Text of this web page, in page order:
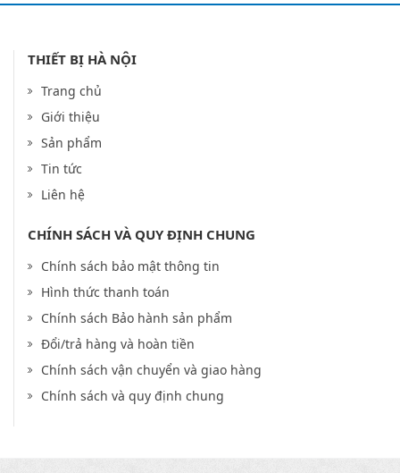
THIẾT BỊ HÀ NỘI
Trang chủ
Giới thiệu
Sản phẩm
Tin tức
Liên hệ
CHÍNH SÁCH VÀ QUY ĐỊNH CHUNG
Chính sách bảo mật thông tin
Hình thức thanh toán
Chính sách Bảo hành sản phẩm
Đổi/trả hàng và hoàn tiền
Chính sách vận chuyển và giao hàng
Chính sách và quy định chung